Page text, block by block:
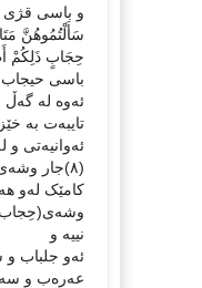
و باسی قژی
سَأَلْتُمُوهُنَّ
حِجَابٍ ذَلِكُمْ
باسی حیجاب
ئەوە لە گەڵ
تایبەت بە
ئەوانیەتی و
(٨)جار
کامێک لەو
وشەی(حِجاب)
نییە و
ئەو جلباب
عەرەب و